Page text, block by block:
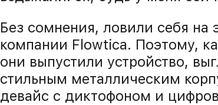
Без сомнения, ловили себя на
компании Flowtica. Поэтому,
они выпустили устройство,
стильным металлическим
девайс с диктофоном и